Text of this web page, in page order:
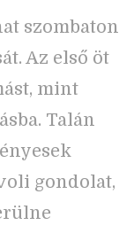
szombaton
Az első öt
mint
Talán
gondolat,